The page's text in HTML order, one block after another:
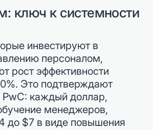
ключ к системности
инвестируют в
персоналом,
рост эффективности
Это подтверждают
PwC: каждый доллар,
менеджеров,
до $7 в виде повышения